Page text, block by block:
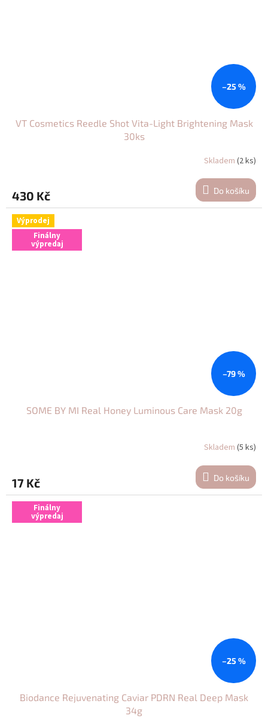
–25 %
VT Cosmetics Reedle Shot Vita-Light Brightening Mask
30ks
Skladem (2 ks)
430 Kč Do košíku
Výprodej
Finálny
výpredaj
–79 %
SOME BY MI Real Honey Luminous Care Mask 20g
Skladem (5 ks)
17 Kč Do košíku
Finálny
výpredaj
–25 %
Biodance Rejuvenating Caviar PDRN Real Deep Mask
34g